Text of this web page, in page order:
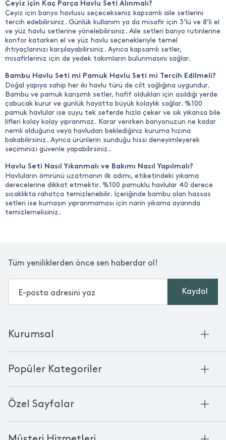
Çeyiz için Kaç Parça Havlu Seti Alınmalı?
Çeyiz için banyo havlusu seçecekseniz kapsamlı aile setlerini
tercih edebilirsiniz. Günlük kullanım ya da misafir için 3’lü ve 8’li el
ve yüz havlu setlerine yönelebilirsiniz. Aile setleri banyo rutinlerine
konfor katarken el ve yüz havlu seçenekleriyle temel
ihtiyaçlarınızı karşılayabilirsiniz. Ayrıca kapsamlı setler,
misafirleriniz için de yedek takımların bulunmasını sağlar.
Bambu Havlu Seti mi Pamuk Havlu Seti mi Tercih Edilmeli?
Doğal yapıya sahip her iki havlu türü de cilt sağlığına uygundur.
Bambu ve pamuk karışımlı setler, hafif oldukları için asıldığı yerde
çabucak kurur ve günlük hayatta büyük kolaylık sağlar. %100
pamuk havlular ise suyu tek seferde hızla çeker ve sık yıkansa bile
lifleri kolay kolay yıpranmaz. Karar verirken banyonuzun ne kadar
nemli olduğuna veya havludan beklediğiniz kuruma hızına
bakabilirsiniz. Ayrıca ürünlerin sunduğu hissi deneyimleyerek
seçiminizi güvenle yapabilirsiniz.
Havlu Seti Nasıl Yıkanmalı ve Bakımı Nasıl Yapılmalı?
Havluların ömrünü uzatmanın ilk adımı, etiketindeki yıkama
derecelerine dikkat etmektir. %100 pamuklu havlular 40 derece
sıcaklıkta rahatça temizlenebilir. İçeriğinde bambu olan hassas
setleri ise kumaşın yıpranmaması için narin yıkama ayarında
temizlemelisiniz.
Tüm yeniliklerden önce sen haberdar ol!
Kaydol
Popüler Kategoriler
Bornoz
Özel Sayfalar
Black Friday
Kurumsal
Kurumsal Satış
Chakra Manifesto
Mağazalarımız